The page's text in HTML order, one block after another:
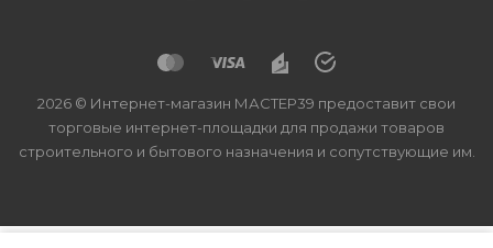
2026 © Интернет-магазин МАСТЕР39 предоставит свои
торговые интернет-площадки для продажи товаров
строительного и бытового назначения и сопутствующие им.